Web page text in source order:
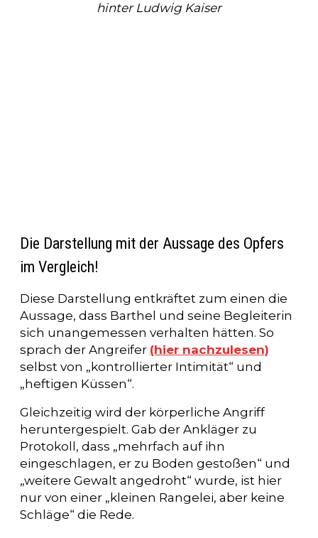
hinter Ludwig Kaiser
Die Darstellung mit der Aussage des Opfers
im Vergleich!
Diese Darstellung entkräftet zum einen die
Aussage, dass Barthel und seine Begleiterin
sich unangemessen verhalten hätten. So
sprach der Angreifer (hier nachzulesen)
selbst von „kontrollierter Intimität“ und
„heftigen Küssen“.
Gleichzeitig wird der körperliche Angriff
heruntergespielt. Gab der Ankläger zu
Protokoll, dass „mehrfach auf ihn
eingeschlagen, er zu Boden gestoßen“ und
„weitere Gewalt angedroht“ wurde, ist hier
nur von einer „kleinen Rangelei, aber keine
Schläge“ die Rede.